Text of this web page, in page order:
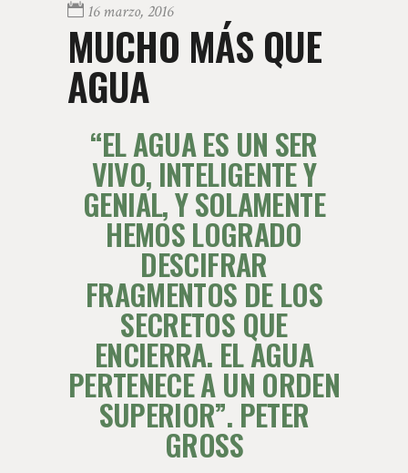
16 marzo, 2016
MUCHO MÁS QUE
AGUA
“EL AGUA ES UN SER
VIVO, INTELIGENTE Y
GENIAL, Y SOLAMENTE
HEMOS LOGRADO
DESCIFRAR
FRAGMENTOS DE LOS
SECRETOS QUE
ENCIERRA. EL AGUA
PERTENECE A UN ORDEN
SUPERIOR”. PETER
GROSS